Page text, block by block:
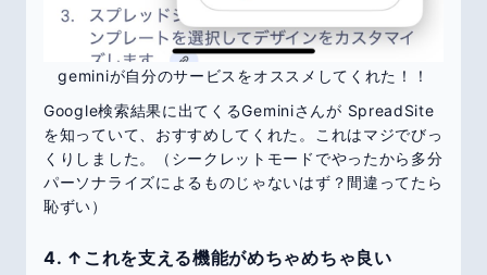
geminiが自分のサービスをオススメしてくれた！！
Google検索結果に出てくるGeminiさんが SpreadSite
を知っていて、おすすめしてくれた。これはマジでびっ
くりしました。（シークレットモードでやったから多分
パーソナライズによるものじゃないはず？間違ってたら
恥ずい）
4. ↑これを支える機能がめちゃめちゃ良い